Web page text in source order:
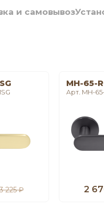
и самовывоз
225 ₽
MH-65-
Арт. MH-
2